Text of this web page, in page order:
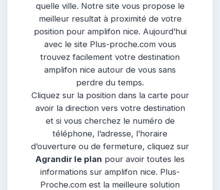
quelle ville. Notre site vous propose le
meilleur resultat à proximité de votre
position pour amplifon nice. Aujourd’hui
avec le site Plus-proche.com vous
trouvez facilement votre destination
amplifon nice autour de vous sans
perdre du temps.
Cliquez sur la position dans la carte pour
avoir la direction vers votre destination
et si vous cherchez le numéro de
téléphone, l’adresse, l’horaire
d’ouverture ou de fermeture, cliquez sur
Agrandir le plan pour avoir toutes les
informations sur amplifon nice. Plus-
Proche.com est la meilleure solution